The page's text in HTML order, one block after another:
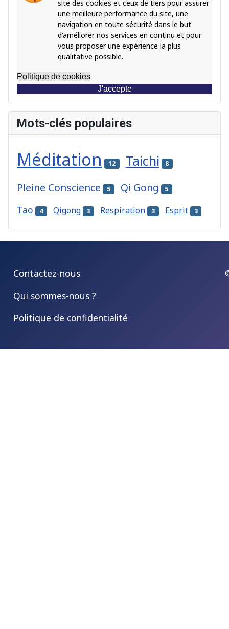
site des cookies et ceux de tiers pour assurer
une meilleure performance du site, une
navigation en toute sécurité dans le but
d'améliorer nos services en continu et pour
vous proposer une expérience la plus
qualitative possible.
Politique de cookies
J'accepte
Mots-clés populaires
Méditation 12 Taichi 8
Pleine Conscience 5 Qi Gong 5
Tao 4 Qigong 3 Respiration 3 Esprit 3
Contactez-nous
Qui sommes-nous ?
Politique de confidentialité